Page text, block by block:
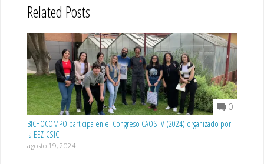
Related Posts
0
BICHOCOMPO participa en el Congreso CAOS IV (2024) organizado por
la EEZ-CSIC
agosto 19, 2024